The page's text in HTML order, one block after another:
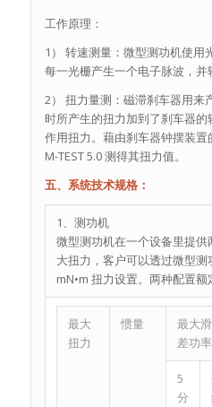
工作原理：
1） 转速测量：微型测功机使用
每一光栅产生一个电子脉波，并
2） 扭力量测：磁滞刹车器用来
时所产生的扭力加到了刹车器
作用扭力。藉由刹车器钟摆装
M-TEST 5.0 测得其扭力值。
五、系统技术规格：
1、测功机
微型测功机在一个设备里提供
大扭力，客户可以透过微型测
mN•m 扭力设置。两种配置额
最大
扭力
惯量
最大滑
差功率
5
分